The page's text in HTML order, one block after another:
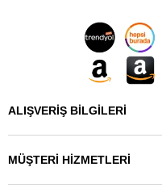
ALIŞVERİŞ BİLGİLERİ
MÜŞTERİ HİZMETLERİ